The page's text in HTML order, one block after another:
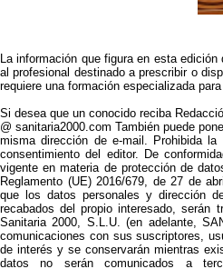
La información que figura en esta
al profesional destinado a prescribir o
requiere una formación especializada
Si desea que un conocido reciba
@ sanitaria2000.com También puede
misma dirección de e-mail. Prohibida
consentimiento del editor. De
vigente en materia de protección de
Reglamento (UE) 2016/679, de 27 de
que los datos personales y dirección
recabados del propio interesado, serán
Sanitaria 2000, S.L.U. (en adelante,
comunicaciones con sus suscriptores,
de interés y se conservarán mientras
datos no serán comunicados a